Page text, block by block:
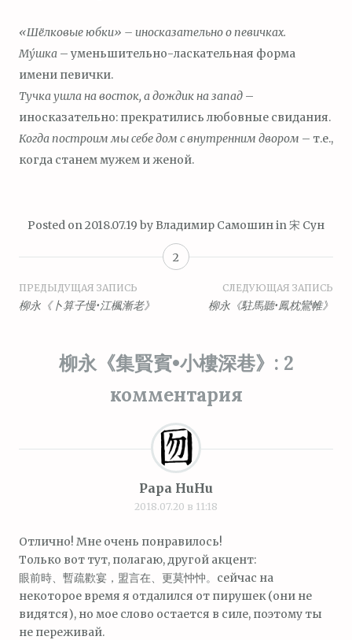
«Шёлковые юбки» – иносказательно о певичках.
Му́шка – уменьшительно-ласкательная форма
имени певички.
Тучка ушла на восток, а дождик на запад –
иносказательно: прекратились любовные свидания.
Когда построим мы себе дом с внутренним двором – т.е.,
когда станем мужем и женой.
Posted on 2018.07.19 by Владимир Самошинin 宋 Сун
2
Навигация
записям
ПРЕДЫДУЩАЯ ЗАПИСЬ
柳永《卜算子慢•江楓漸老》
СЛЕДУЮЩАЯ ЗАПИСЬ
柳永《駐馬聽•鳳枕鸞帷》
柳永《集賢賓•小樓深巷》 : 2
комментария
Papa HuHu
2018.07.20 в 11:18
Отлично! Мне очень понравилось!
Только вот тут, полагаю, другой акцент:
眼前時、暫疏歡宴，盟言在、更莫忡忡。сейчас на
некоторое время я отдалился от пирушек (они не
видятся), но мое слово остается в силе, поэтому ты
не переживай.